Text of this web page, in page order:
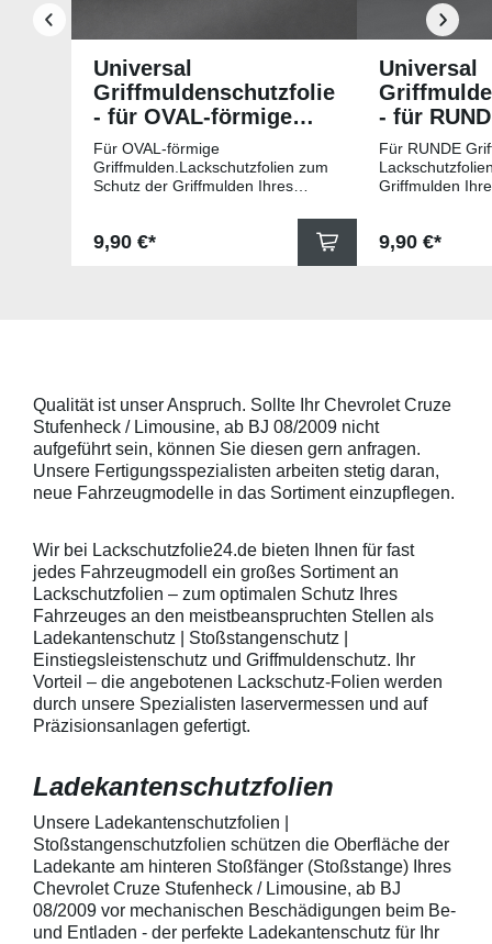
Universal
Griffmuldenschutzfolie
- für OVAL-förmige
Griffmulden
Für OVAL-förmige
Griffmulden.Lackschutzfolien zum
Schutz der Griffmulden Ihres
Schutzfolie gegen Kratzer in den
Griffmulden. Die Pads sind 78mm
beigelegter Anleitung) benetzen,
diese danach auflegen und mittig
anstreichen - anschließend die
Lackschutzfolie mittels Fön
erwärmen und von der Mitte
heraus in alle Richtungen
kontaktieren Sie uns bitte
telefonisch. Lieferumfang
transparente Lackschutzfolie 5
Stück Lackschutzpads für 5
Griffmulden / Griffschalen
Merkmale Spezielle Vinylfolie mit
bestmöglichem Schutz gegen
Kratzer und Abrieb Bestens
geeignet zum Schutz von
Fahrzeugkarosserien gegen
mechanische Einwirkung am
Fahrzeugkarosserien und
mechanische Einwirkung
entwickeltStärke der Folie beträgt
150 µmSchützt den wertvollen
Lack in der GriffmuldenKeine
unschönen Kratzer durch
Fingenägel oder Ringe in den
GriffmuldenSpezielle Vinylfolie mit
bestmöglichem Schutz gegen
Regulärer Preis:
9,90 €*
Universal
- für
Für RUNDE
Griffmulden
Die Pads sind
Schutzpads
sollten die
Griffmulden
Aussenrändern
mindestens
Folie mit
beigelegter
diese danach
anstreichen -
Lackschutzfolie
heraus in alle
ausstreichen.
kontaktieren
telefonisch.
geeignet zum
mechanische
zum Schutz von
Regulärer
9,90 €*
Qualität ist unser Anspruch. Sollte Ihr Chevrolet Cruze
Stufenheck / Limousine, ab BJ 08/2009 nicht
aufgeführt sein, können Sie diesen gern anfragen.
Unsere Fertigungsspezialisten arbeiten stetig daran,
neue Fahrzeugmodelle in das Sortiment einzupflegen.
Wir bei Lackschutzfolie24.de bieten Ihnen für fast
jedes Fahrzeugmodell ein großes Sortiment an
Lackschutzfolien – zum optimalen Schutz Ihres
Fahrzeuges an den meistbeanspruchten Stellen als
Ladekantenschutz | Stoßstangenschutz |
Einstiegsleistenschutz und Griffmuldenschutz. Ihr
Vorteil – die angebotenen Lackschutz-Folien werden
durch unsere Spezialisten laservermessen und auf
Präzisionsanlagen gefertigt.
Ladekantenschutzfolien
Unsere Ladekantenschutzfolien |
Stoßstangenschutzfolien schützen die Oberfläche der
Ladekante am hinteren Stoßfänger (Stoßstange) Ihres
Chevrolet Cruze Stufenheck / Limousine, ab BJ
08/2009 vor mechanischen Beschädigungen beim Be-
und Entladen - der perfekte Ladekantenschutz für Ihr